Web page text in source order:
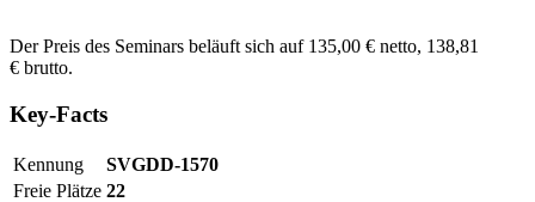
Der Preis des Seminars beläuft sich auf 135,00 € netto, 138,81
€ brutto.
Key-Facts
Kennung
SVGDD-1570
Freie Plätze 22